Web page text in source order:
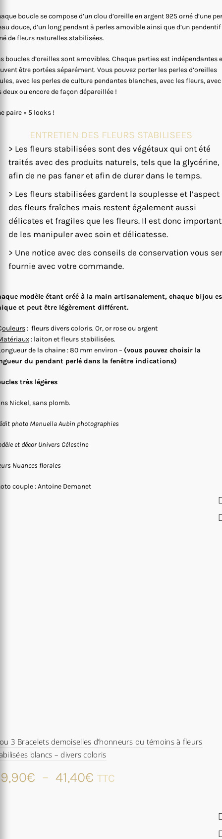
boucle se compose d’un clou d’oreille en argent 925 orné d’une
douce, d’un long pendant à perles amovible ainsi que d’un pendentif
de fleurs naturelles stabilisées.
boucles d’oreilles sont amovibles. Chaque parties est indépendantes
être portées séparément. Vous pouvez porter les perles d’oreilles
avec les perles de culture pendantes blanches, avec les fleurs, avec
deux ou encore de façon dépareillée !
paire = 5 looks !
ENTRETIEN DES FLEURS STABILISEES
> Les fleurs stabilisées sont des végétaux qui ont été
traités avec des produits naturels, tels que la glycérine,
afin de ne pas faner et afin de durer dans le temps.
> Les fleurs stabilisées gardent la souplesse et l’aspect
des fleurs fraîches mais restent également aussi
délicates et fragiles que les fleurs. Il est donc important
de les manipuler avec soin et délicatesse.
> Une notice avec des conseils de conservation vous
fournie avec votre commande.
modèle étant créé à la main artisanalement, chaque bijou
et peut être légèrement différent.
ouleurs: fleurs divers coloris. Or, or rose ou argent
: laiton et fleurs stabilisées.
de la chaine : 80 mm environ – (vous pouvez choisir la
du pendant perlé dans la fenêtre indications)
très légères
Nickel, sans plomb.
photo Manuella Aubin photographies
et décor Univers Célestine
Nuances florales
couple : Antoine Demanet
3 Bracelets demoiselles d’honneurs ou témoins à fleurs
blancs – divers coloris
€ – 41,40€ Plage
TTC